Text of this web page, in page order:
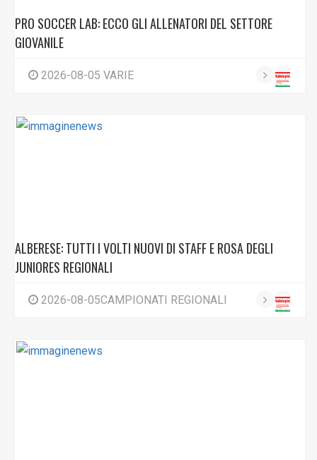
PRO SOCCER LAB: ECCO GLI ALLENATORI DEL SETTORE
GIOVANILE
2026-08-05 VARIE
ALBERESE: TUTTI I VOLTI NUOVI DI STAFF E ROSA DEGLI
JUNIORES REGIONALI
2026-08-05CAMPIONATI REGIONALI